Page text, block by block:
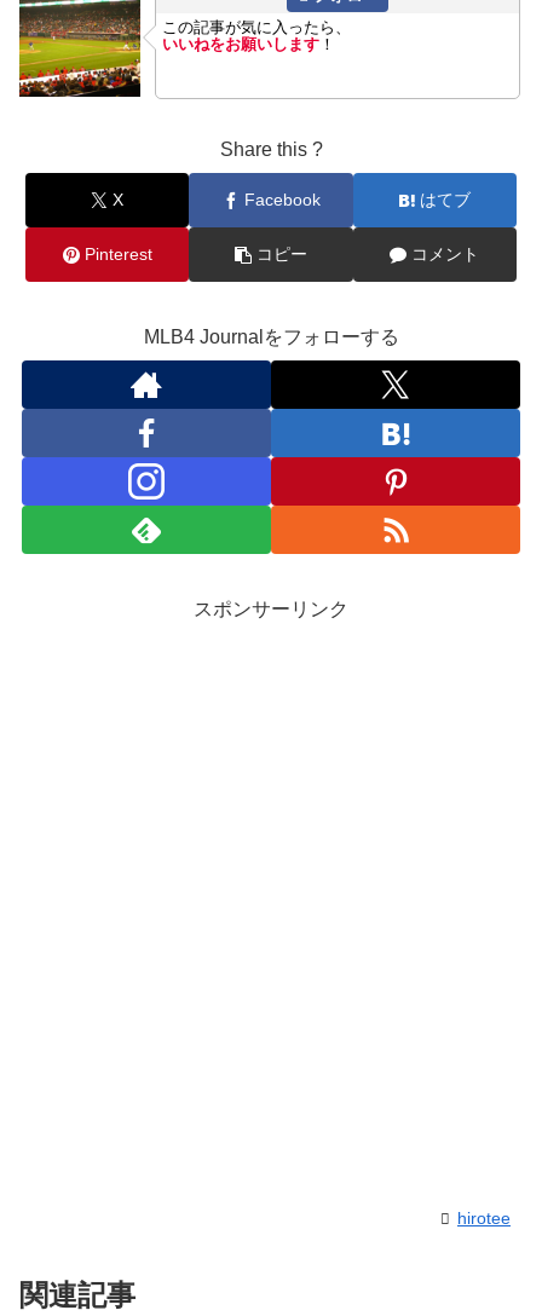
この記事が気に入ったら、
いいねをお願いします ！
Share this ?
X Facebook はてブ
Pinterest コピー コメント
MLB4 Journalをフォローする
スポンサーリンク
hirotee
関連記事